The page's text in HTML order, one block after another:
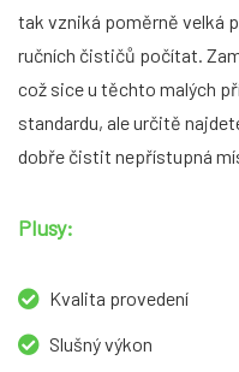
tak vzniká poměrně velká
ručních čističů počítat.
což sice u těchto malých
standardu, ale určitě
dobře čistit nepřístupná
Plusy:
Kvalita provedení
Slušný výkon